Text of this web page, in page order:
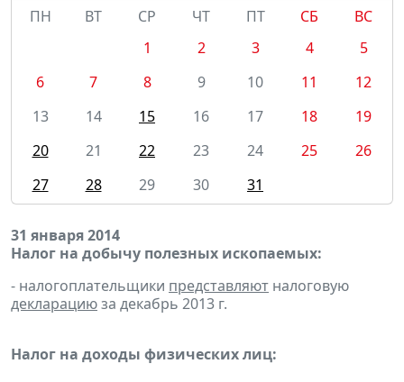
ПН
ВТ СР ЧТ ПТ СБ
ВС
1
2 3 4
5
6
7 8 9 10 11
12
13
14 15 16 17 18
19
20
21 22 23 24 25
26
27
28 29 30 31
31 января 2014
Налог на добычу полезных ископаемых:
- налогоплательщики представляют налоговую
декларациюза декабрь 2013 г.
Налог на доходы физических лиц: